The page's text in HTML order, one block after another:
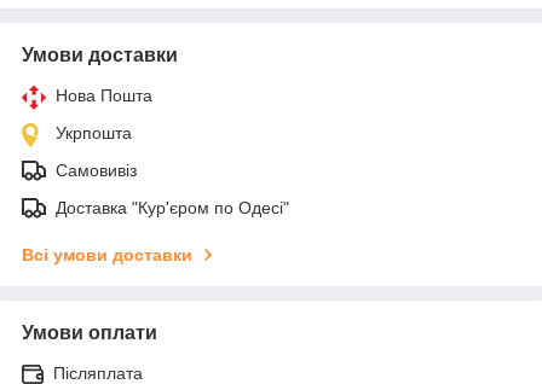
Умови доставки
Нова Пошта
Укрпошта
Самовивіз
Доставка "Кур'єром по Одесі"
Всі умови доставки
Умови оплати
Післяплата